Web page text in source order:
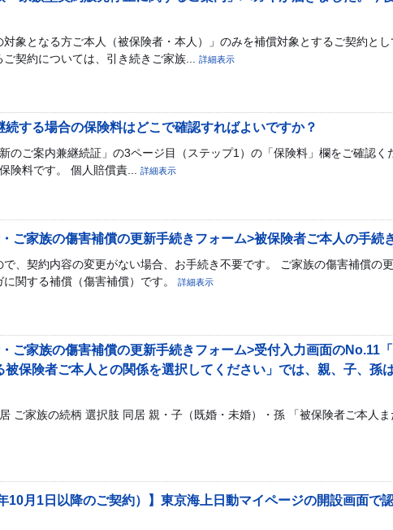
象となる方ご本人（被保険者・本人）」のみを補償対象とするご契約と
契約については、引き続きご家族...
詳細表示
続する場合の保険料はどこで確認すればよいですか？
のご案内兼継続証」の3ページ目（ステップ1）の「保険料」欄をご確認く
険料です。 個人賠償責...
詳細表示
ご家族の傷害補償の更新手続きフォーム>被保険者ご本人の手続
、契約内容の変更がない場合、お手続き不要です。 ご家族の傷害補償の
関する補償（傷害補償）です。
詳細表示
ご家族の傷害補償の更新手続きフォーム>受付入力画面のNo.11
保険者ご本人との関係を選択してください」では、親、子、孫
ご家族の続柄 選択肢 同居 親・子（既婚・未婚）・孫 「被保険者ご本人
10月1日以降のご契約）】東京海上日動マイページの開設画面で